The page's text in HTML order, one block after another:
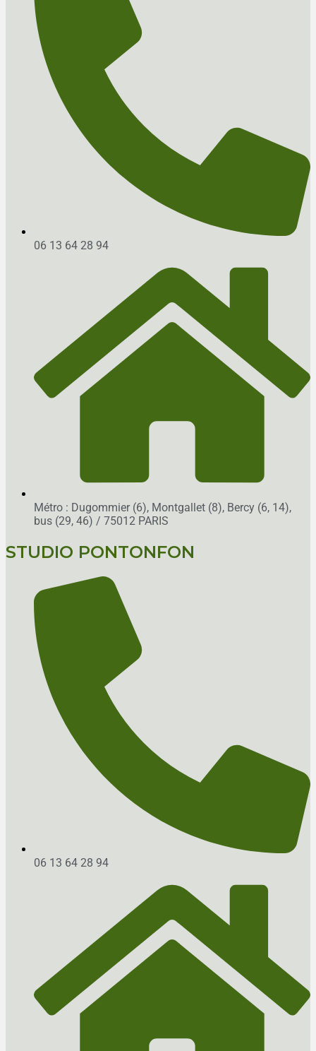
06 13 64 28 94
Métro : Dugommier (6), Montgallet (8), Bercy (6, 14),
bus (29, 46) / 75012 PARIS
STUDIO PONTONFON
06 13 64 28 94